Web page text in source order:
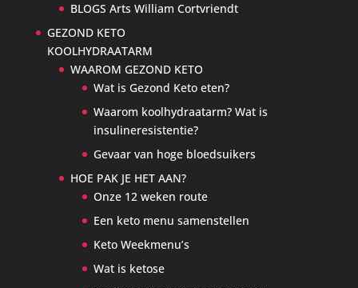
BLOGS Arts William Cortvriendt
GEZOND KETO
KOOLHYDRAATARM
WAAROM GEZOND KETO
Wat is Gezond Keto eten?
Waarom koolhydraatarm? Wat is
insulineresistentie?
Gevaar van hoge bloedsuikers
HOE PAK JE HET AAN?
Onze 12 weken route
Een keto menu samenstellen
Keto Weekmenu’s
Wat is ketose